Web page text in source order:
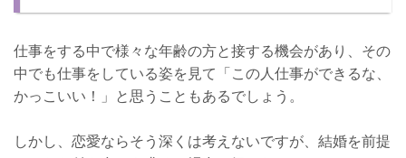
仕事をする中で様々な年齢の方と接する機会があり、その
中でも仕事をしている姿を見て「この人仕事ができるな、
かっこいい！」と思うこともあるでしょう。
しかし、恋愛ならそう深くは考えないですが、結婚を前提